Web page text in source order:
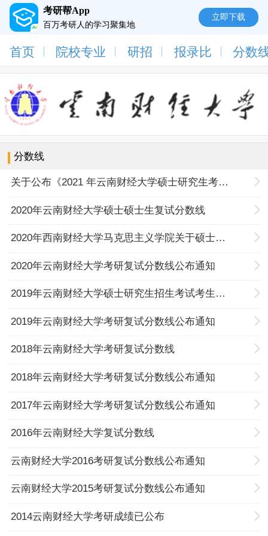
考研帮App
百万考研人的学习聚集地
立即下载
首页 院校专业 研招 报录比 分数
分数线
关于公布《2021 年云南财经大学硕士研究生考试进入复试的初试成绩基本要求》及有关事项的通知
2020年云南财经大学硕士硕士生复试分数线
2020年西南财经大学马克思主义学院关于硕士研究生招生考试复试分数线的通知
2020年云南财经大学考研复试分数线公布通知
2019年云南财经大学硕士研究生招生考试考生进入复试的初试成绩基本要求
2019年云南财经大学考研复试分数线公布通知
2018年云南财经大学考研复试分数线
2018年云南财经大学考研复试分数线公布通知
2017年云南财经大学考研复试分数线公布通知
2016年云南财经大学复试分数线
云南财经大学2016考研复试分数线公布通知
云南财经大学2015考研复试分数线公布通知
2014云南财经大学考研成绩已公布